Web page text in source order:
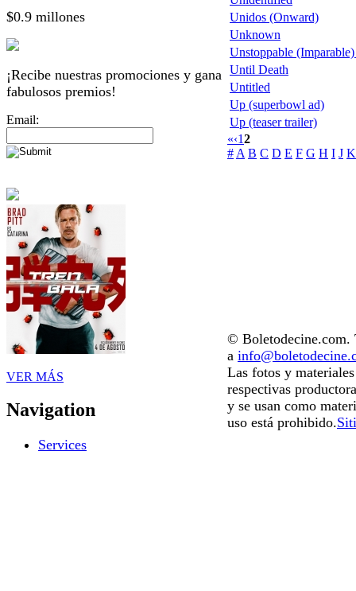
$0.9 millones
¡Recibe nuestras promociones y gana
fabulosos premios!
Email:
VER MÁS
Navigation
Services
Unidos (Onward)
Unknown
Unstoppable
Until Death
Untitled
Up (superbowl ad)
Up (teaser trailer)
«‹12
# A B C D E F G H I J K
© Boletodecine.com.
a
Las fotos y
respectivas
y se usan como
uso está prohibido.